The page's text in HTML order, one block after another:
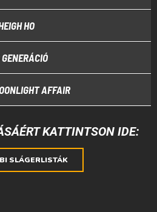
HO
AFFAIR
KATTINTSON IDE:
SLÁGERLISTÁK